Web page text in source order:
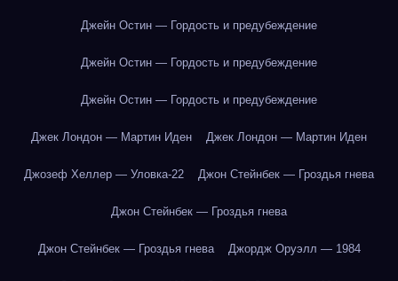
Джейн Остин — Гордость и предубеждение
Джейн Остин — Гордость и предубеждение
Джейн Остин — Гордость и предубеждение
Джек Лондон — Мартин Иден Джек Лондон — Мартин Иден
Джозеф Хеллер — Уловка-22 Джон Стейнбек — Гроздья гнева
Джон Стейнбек — Гроздья гнева
Джон Стейнбек — Гроздья гнева Джордж Оруэлл — 1984